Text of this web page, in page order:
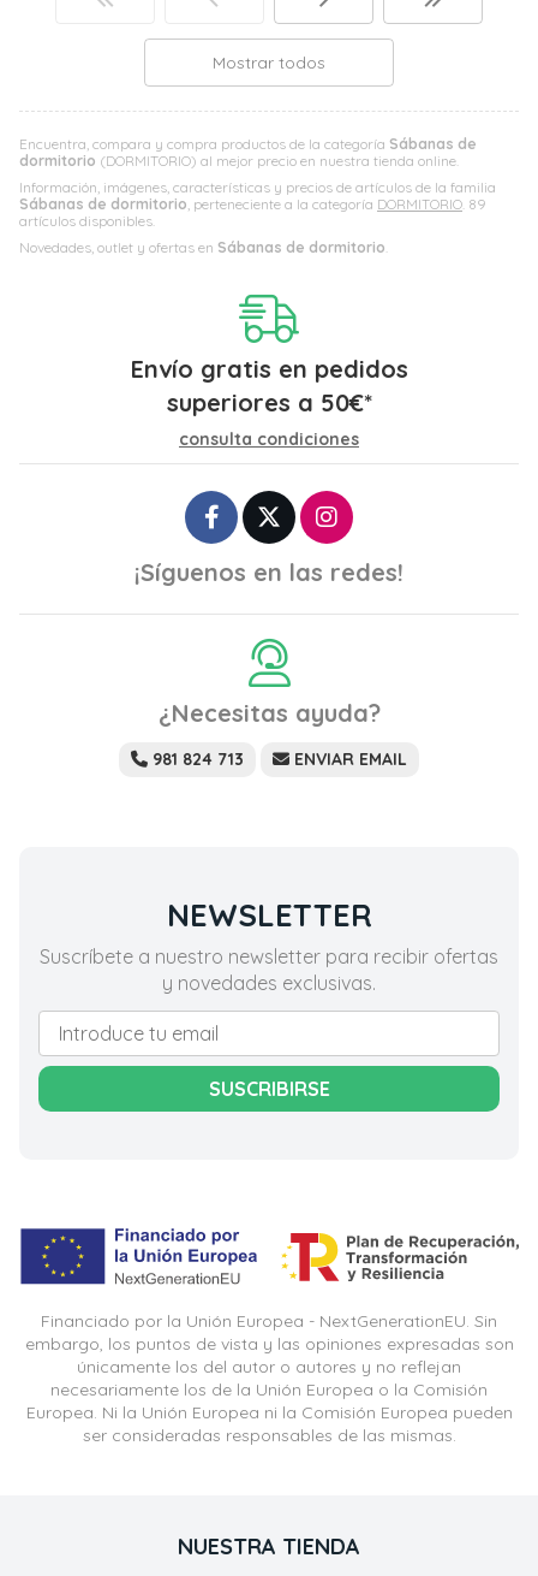
Encuentra, compara y compra productos de la categoría Sábanas de
dormitorio (DORMITORIO) al mejor precio en nuestra tienda online.
Información, imágenes, características y precios de artículos de la familia
Sábanas de dormitorio, perteneciente a la categoría DORMITORIO. 89
artículos disponibles.
Novedades, outlet y ofertas en Sábanas de dormitorio.
Mostrar todos
Envío gratis en pedidos
superiores a 50€*
consulta condiciones
¡Síguenos en las redes!
¿Necesitas ayuda?
981 824 713 ENVIAR EMAIL
NEWSLETTER
Suscríbete a nuestro newsletter para recibir ofertas
y novedades exclusivas.
SUSCRIBIRSE
Financiado por la Unión Europea - NextGenerationEU. Sin
embargo, los puntos de vista y las opiniones expresadas son
únicamente los del autor o autores y no reflejan
necesariamente los de la Unión Europea o la Comisión
Europea. Ni la Unión Europea ni la Comisión Europea pueden
ser consideradas responsables de las mismas.
NUESTRA TIENDA